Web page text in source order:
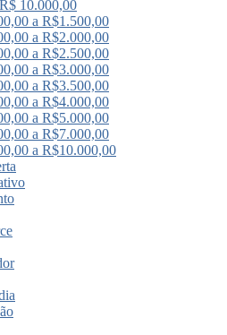
10.000,00
a R$1.500,00
a R$2.000,00
a R$2.500,00
a R$3.000,00
a R$3.500,00
a R$4.000,00
a R$5.000,00
a R$7.000,00
a R$10.000,00